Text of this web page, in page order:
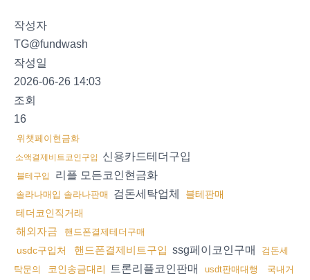
작성자
TG@fundwash
작성일
2026-06-26 14:03
조회
16
위챗페이현금화
소액결제비트코인구입 신용카드테더구입
블테구입 리플 모든코인현금화
솔라나매입 솔라나판매 검돈세탁업체
블테판매
테더코인직거래
해외자금 핸드폰결제테더구매
usdc구입처 핸드폰결제비트구입 ssg페이코인구매
검돈세
탁문의
코인송금대리 트론리플코인판매 usdt판매대행
국내거